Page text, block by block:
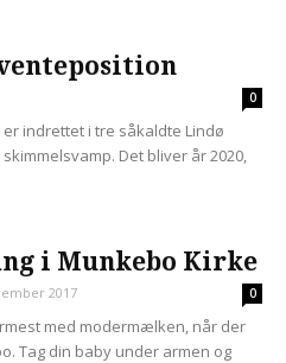
0
indrettet i tre såkaldte Lindø
Det bliver år 2020,
i Munkebo Kirke
2017 0
med modermælken, når der
Tag din baby under armen og